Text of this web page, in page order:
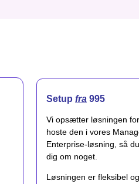
Setup fra 995
Vi opsætter løsningen
hoste den i vores
Enterprise-løsning, så
dig om noget.
Løsningen er fleksibel